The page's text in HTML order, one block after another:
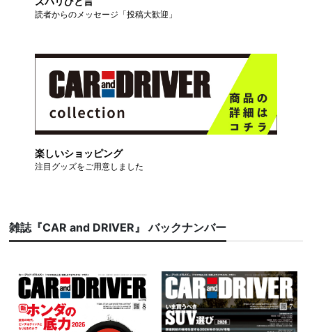
読者からのメッセージ「投稿大歓迎」
楽しいショッピング
注目グッズをご用意しました
雑誌『CAR and DRIVER』 バックナンバー